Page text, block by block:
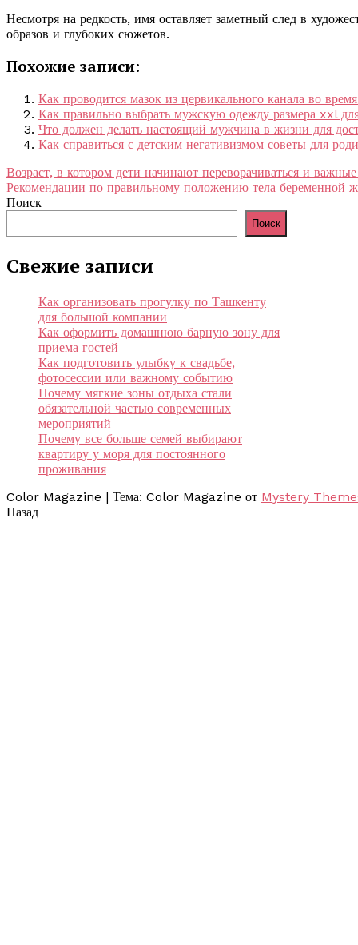
Несмотря на редкость, имя оставляет заметный след в
образов и глубоких сюжетов.
Похожие записи:
Как проводится мазок из цервикального канала во
Как правильно выбрать мужскую одежду размера xxl
Что должен делать настоящий мужчина в жизни для
Как справиться с детским негативизмом советы для
Навигация
по
Возраст, в котором дети начинают переворачиваться и
Рекомендации по правильному положению тела беременной
Поиск
Поиск
Свежие записи
Как организовать прогулку по Ташкенту
для большой компании
Как оформить домашнюю барную зону для
приема гостей
Как подготовить улыбку к свадьбе,
фотосессии или важному событию
Почему мягкие зоны отдыха стали
обязательной частью современных
мероприятий
Почему все больше семей выбирают
квартиру у моря для постоянного
проживания
Color Magazine | Тема: Color Magazine от Mystery
Назад